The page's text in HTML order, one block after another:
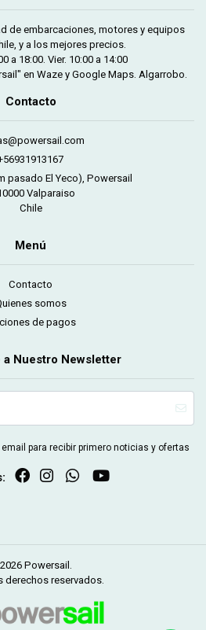
de embarcaciones, motores y equipos
y a los mejores precios.
a 18:00. Vier. 10:00 a 14:00
en Waze y Google Maps. Algarrobo.
Contacto
pasado El Yeco), Powersail
Valparaiso
Chile
Menú
Contacto
somos
de pagos
Nuestro Newsletter
para recibir primero noticias y ofertas
Powersail.
derechos reservados.